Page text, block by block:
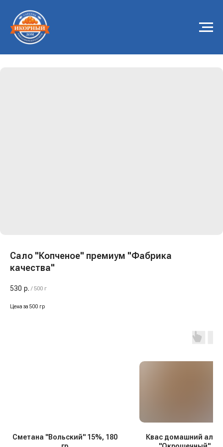
Сало "Копченое" премиум "Фабрика
качества"
530 р. / 500 г
Цена за 500 гр
Сметана "Вольский" 15%, 180
Квас домашний